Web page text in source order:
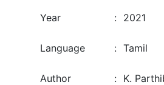
Year : 2021
Language : Tamil
Author : K.